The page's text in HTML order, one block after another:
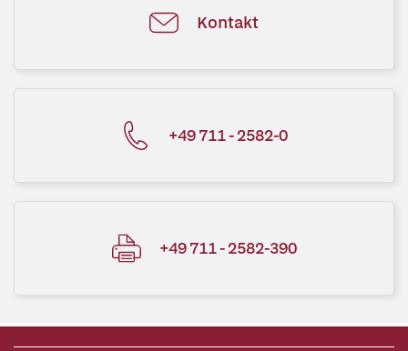
Kontakt
+49 711 - 2582-0
+49 711 - 2582-390